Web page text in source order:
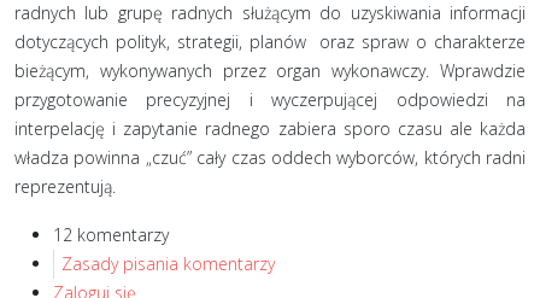
radnych lub grupę radnych służącym do uzyskiwania informacji
dotyczących polityk, strategii, planów oraz spraw o charakterze
bieżącym, wykonywanych przez organ wykonawczy. Wprawdzie
przygotowanie precyzyjnej i wyczerpującej odpowiedzi na
interpelację i zapytanie radnego zabiera sporo czasu ale każda
władza powinna „czuć” cały czas oddech wyborców, których radni
reprezentują.
12 komentarzy
Zasady pisania komentarzy
Zaloguj się